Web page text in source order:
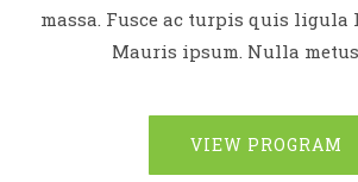
massa. Fusce ac turpis quis
Mauris ipsum. Nulla metus
VIEW PROGRAM